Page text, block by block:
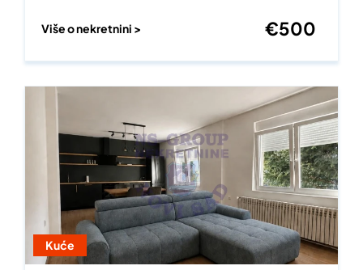
Više o nekretnini > €500
Kuće